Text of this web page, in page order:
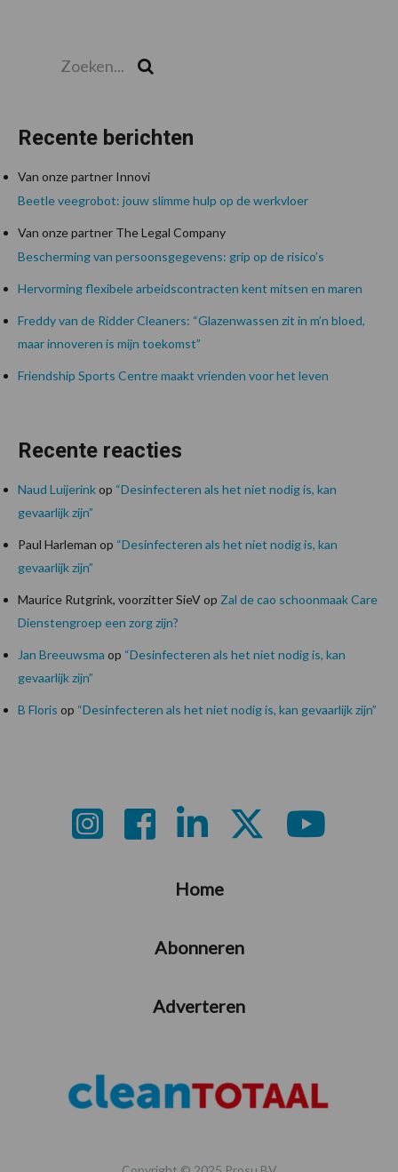
Recente berichten
Van onze partner Innovi
Beetle veegrobot: jouw slimme hulp op de werkvloer
Van onze partner The Legal Company
Bescherming van persoonsgegevens: grip op de risico’s
Hervorming flexibele arbeidscontracten kent mitsen en maren
Freddy van de Ridder Cleaners: “Glazenwassen zit in m’n bloed,
maar innoveren is mijn toekomst”
Friendship Sports Centre maakt vrienden voor het leven
Recente reacties
Naud Luijerinkop “Desinfecteren als het niet nodig is, kan
gevaarlijk zijn”
Paul Harleman op “Desinfecteren als het niet nodig is, kan
gevaarlijk zijn”
Maurice Rutgrink, voorzitter SieVop Zal de cao schoonmaak Care
Dienstengroep een zorg zijn?
Jan Breeuwsma op “Desinfecteren als het niet nodig is, kan
gevaarlijk zijn”
B Floris op “Desinfecteren als het niet nodig is, kan gevaarlijk zijn”
Home
Abonneren
Adverteren